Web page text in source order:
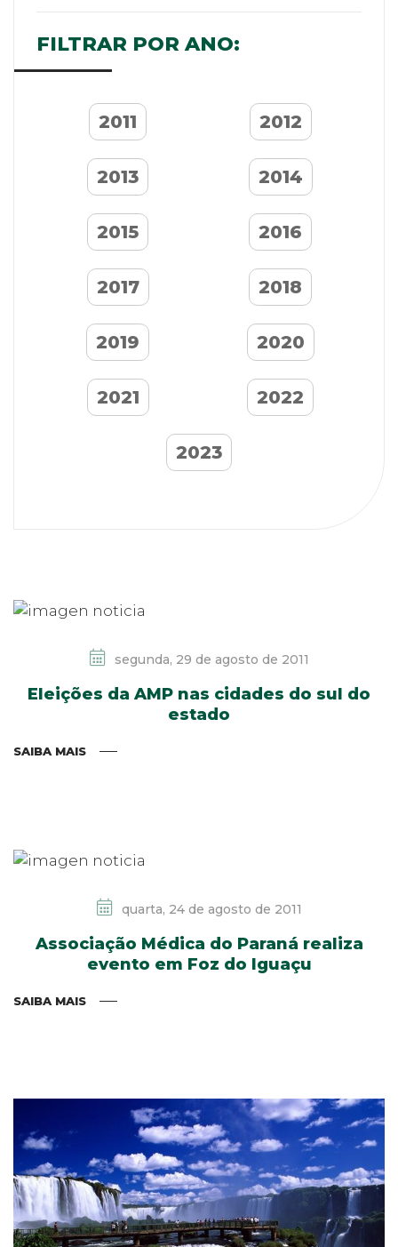
segunda, 29 de agosto de 2011
Eleições da AMP nas cidades do sul do
estado
SAIBA MAIS
quarta, 24 de agosto de 2011
Associação Médica do Paraná realiza
evento em Foz do Iguaçu
SAIBA MAIS
FILTRAR POR ANO:
2011 2012
2013 2014
2015 2016
2017 2018
2019 2020
2021 2022
2023